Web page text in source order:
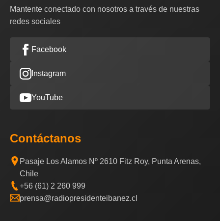
Mantente conectado con nosotros a través de nuestras
redes sociales
Facebook
Instagram
YouTube
Contáctanos
Pasaje Los Alamos Nº 2610 Fitz Roy, Punta Arenas,
Chile
+56 (61) 2 260 999
prensa@radiopresidenteibanez.cl